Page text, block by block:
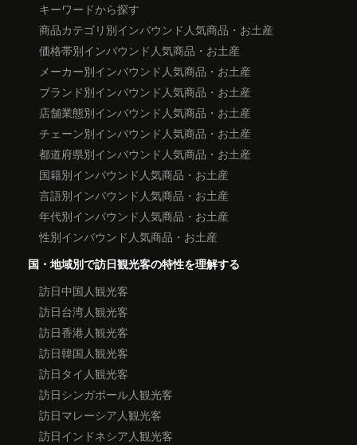
キーワードから探す
商品カテゴリ別インバウンド人気商品・お土産
価格帯別インバウンド人気商品・お土産
メーカー別インバウンド人気商品・お土産
ブランド別インバウンド人気商品・お土産
店舗業態別インバウンド人気商品・お土産
チェーン別インバウンド人気商品・お土産
都道府県別インバウンド人気商品・お土産
国籍別インバウンド人気商品・お土産
言語別インバウンド人気商品・お土産
年代別インバウンド人気商品・お土産
性別インバウンド人気商品・お土産
国・地域別で訪日観光客の特性を理解する
訪日中国人観光客
訪日台湾人観光客
訪日香港人観光客
訪日韓国人観光客
訪日タイ人観光客
訪日シンガポール人観光客
訪日マレーシア人観光客
訪日インドネシア人観光客